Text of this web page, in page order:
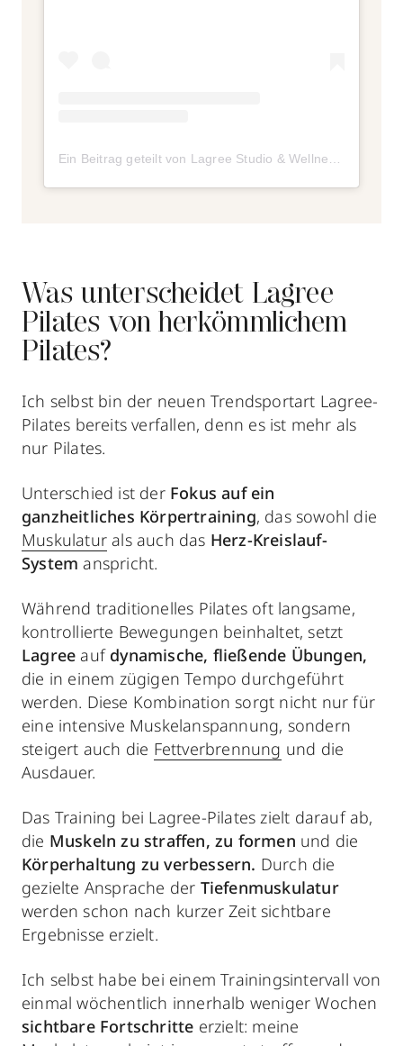
Was unterscheidet Lagree
Pilates von herkömmlichem
Pilates?
Ich selbst bin der neuen Trendsportart Lagree-
Pilates bereits verfallen, denn es ist mehr als
nur Pilates.
Unterschied ist der Fokus auf ein
ganzheitliches Körpertraining, das sowohl die
Muskulatur als auch das Herz-Kreislauf-
System anspricht.
Während traditionelles Pilates oft langsame,
kontrollierte Bewegungen beinhaltet, setzt
Lagree auf dynamische, fließende Übungen,
die in einem zügigen Tempo durchgeführt
werden. Diese Kombination sorgt nicht nur für
eine intensive Muskelanspannung, sondern
steigert auch die Fettverbrennung und die
Ausdauer.
Das Training bei Lagree-Pilates zielt darauf ab,
die Muskeln zu straffen, zu formen und die
Körperhaltung zu verbessern. Durch die
gezielte Ansprache der Tiefenmuskulatur
werden schon nach kurzer Zeit sichtbare
Ergebnisse erzielt.
Ich selbst habe bei einem Trainingsintervall von
einmal wöchentlich innerhalb weniger Wochen
sichtbare Fortschritte erzielt: meine